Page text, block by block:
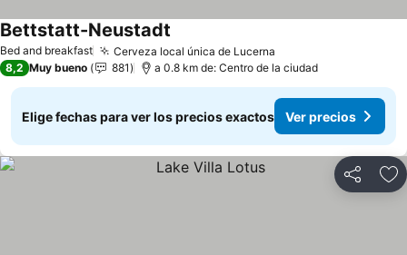
Bed and breakfast Cerveza local única de Lucerna
Bettstatt-Neustadt
8,2 Muy bueno 881 a 0.8 km de: Centro de la ciudad
Elige fechas para ver los precios exactos Ver precios
Compartir